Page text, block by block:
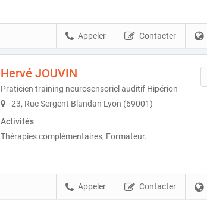
Contacter
Appeler
Hervé JOUVIN
Praticien training neurosensoriel auditif Hipérion
23, Rue Sergent Blandan Lyon (69001)
Activités
Thérapies complémentaires, Formateur.
Contacter
Appeler